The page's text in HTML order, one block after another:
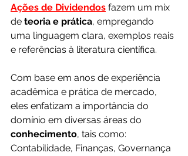
Ações de Dividendos fazem um mix
de teoria e prática, empregando
uma linguagem clara, exemplos reais
e referências à literatura científica.
Com base em anos de experiência
acadêmica e prática de mercado,
eles enfatizam a importância do
domínio em diversas áreas do
conhecimento, tais como:
Contabilidade, Finanças, Governança